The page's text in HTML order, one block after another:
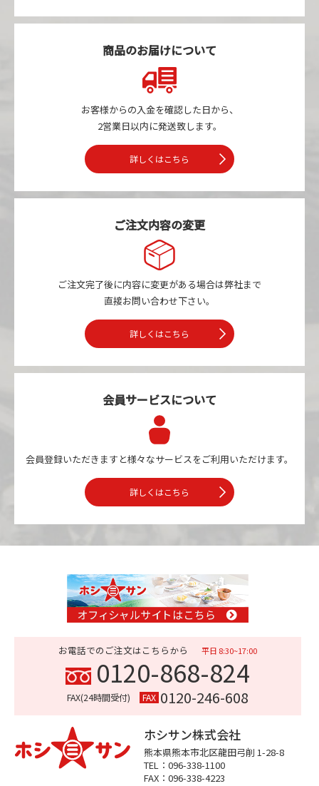
商品のお届けについて
お客様からの入金を確認した日から、
2営業日以内に発送致します。
詳しくはこちら
ご注文内容の変更
ご注文完了後に内容に変更がある場合は弊社まで
直接お問い合わせ下さい。
詳しくはこちら
会員サービスについて
会員登録いただきますと様々なサービスをご利用いただけます。
詳しくはこちら
お電話でのご注文はこちらから 平日 8:30~17:00
0120-868-824
FAX(24時間受付) FAX 0120-246-608
ホシサン株式会社
熊本県熊本市北区龍田弓削 1-28-8
TEL：096-338-1100
FAX：096-338-4223